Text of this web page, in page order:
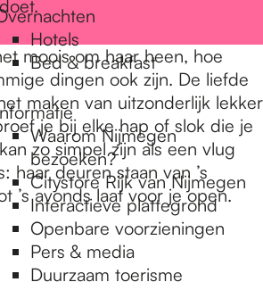
Hotels
Bed & breakfast
Waarom Nijmegen
bezoeken?
Citystore Rijk van Nijmegen
Interactieve plattegrond
Openbare voorzieningen
Pers & media
Duurzaam toerisme
moois om haar heen, hoe
dingen ook zijn. De liefde
maken van uitzonderlijk lekker
je bij elke hap of slok die je
zo simpel zijn als een vlug
haar deuren staan van ’s
’s avonds laat voor je open.